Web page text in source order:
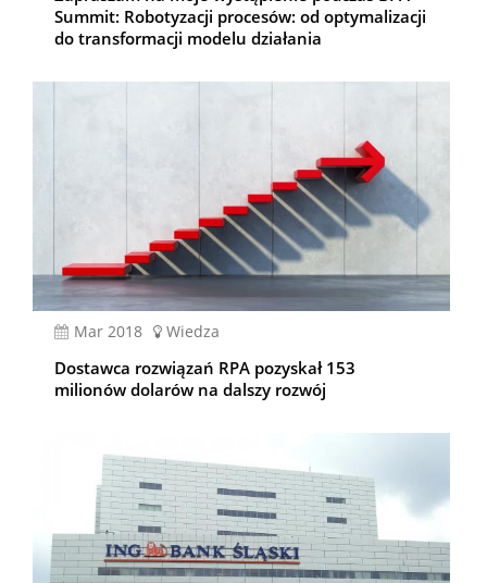
Summit: Robotyzacji procesów: od optymalizacji
do transformacji modelu działania
mar 2018 Wiedza
Dostawca rozwiązań RPA pozyskał 153
milionów dolarów na dalszy rozwój